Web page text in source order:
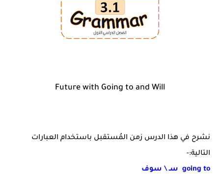
Future with Going to and Will
نشرح في هذا الدرس زمن المُستقبل باستخدام العبارات
التالية:-
going to سـ \ سوف